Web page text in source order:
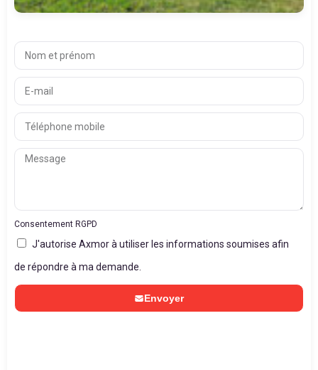
Consentement RGPD
J'autorise Axmor à utiliser les informations soumises afin
de répondre à ma demande.
Envoyer